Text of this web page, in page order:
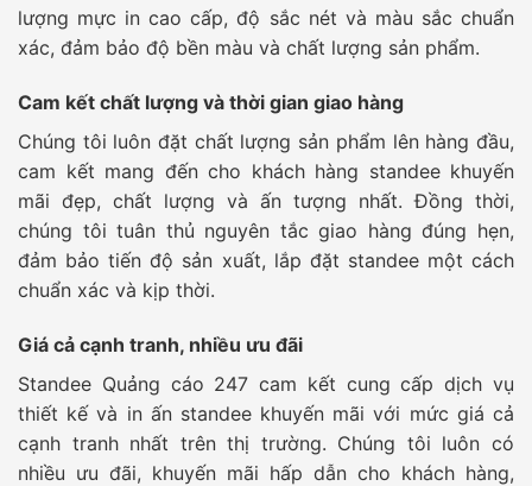
lượng mực in cao cấp, độ sắc nét và màu sắc chuẩn
xác, đảm bảo độ bền màu và chất lượng sản phẩm.
Cam kết chất lượng và thời gian giao hàng
Chúng tôi luôn đặt chất lượng sản phẩm lên hàng đầu,
cam kết mang đến cho khách hàng standee khuyến
mãi đẹp, chất lượng và ấn tượng nhất. Đồng thời,
chúng tôi tuân thủ nguyên tắc giao hàng đúng hẹn,
đảm bảo tiến độ sản xuất, lắp đặt standee một cách
chuẩn xác và kịp thời.
Giá cả cạnh tranh, nhiều ưu đãi
Standee Quảng cáo 247 cam kết cung cấp dịch vụ
thiết kế và in ấn standee khuyến mãi với mức giá cả
cạnh tranh nhất trên thị trường. Chúng tôi luôn có
nhiều ưu đãi, khuyến mãi hấp dẫn cho khách hàng,